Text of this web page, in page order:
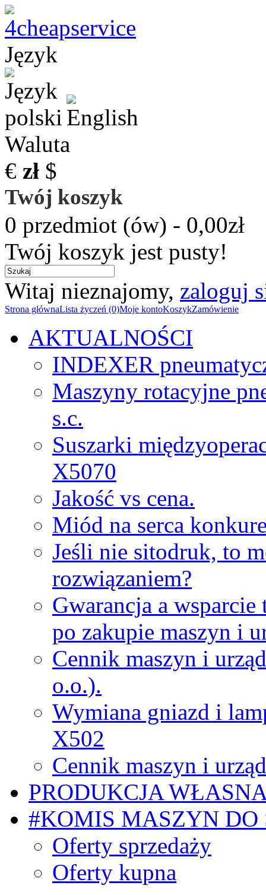
Język
Waluta
€ zł $
Twój koszyk
0 przedmiot (ów) - 0,00zł
Twój koszyk jest pusty!
Witaj nieznajomy, zaloguj
Strona głównaLista życzeń (0)Moje kontoKoszykZamówienie
AKTUALNOŚCI
INDEXER
Maszyny rotacyjne
s.c.
Suszarki
X5070
Jakość vs cena.
Miód na serca
Jeśli nie sitodruk, to
rozwiązaniem?
Gwarancja a
po zakupie maszyn i
Cennik maszyn i
o.o.).
Wymiana gniazd i
X502
Cennik maszyn i
PRODUKCJA
#KOMIS MASZYN DO
Oferty sprzedaży
Oferty kupna